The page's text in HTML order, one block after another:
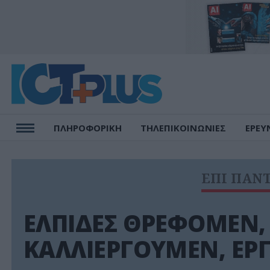
ΠΛΗΡΟΦΟΡΙΚΗ ΤΗΛΕΠΙΚΟΙΝΩΝΙΕΣ
ΕΠΙ
ΕΛΠΙΔΕΣ ΘΡΕΦΟΜΕΝ,
ΚΑΛΛΙΕΡΓΟΥΜΕΝ,